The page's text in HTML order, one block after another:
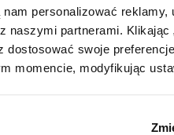
personalizować
naszymi partnerami.
swoje
momencie, modyfikując
głównym przyłączu wody w
się kamienia